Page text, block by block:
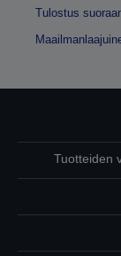
Tulostus
Tuotteiden